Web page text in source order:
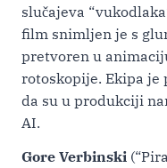
slučajeva
film snimljen je s
pretvoren u
rotoskopije. Ekipa
da su u produkciji
AI.
Gore Verbinski